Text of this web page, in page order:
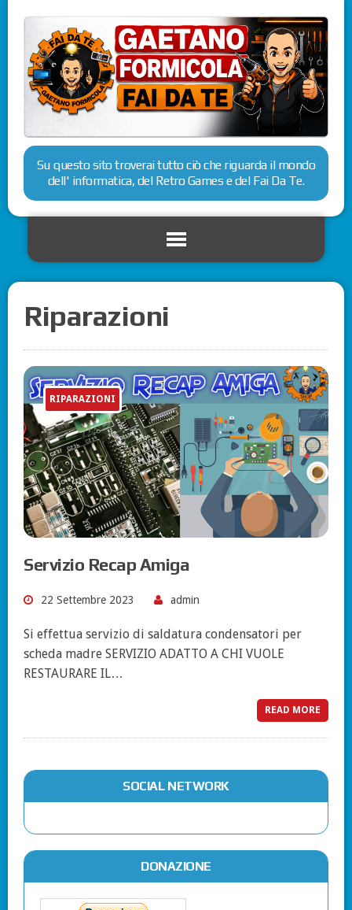
Su questo sito troverai tutto ciò che riguarda il mondo
dell' informatica, del Retro Games e del Fai Da Te.
Riparazioni
RIPARAZIONI
Servizio Recap Amiga
22 Settembre 2023 admin
Si effettua servizio di saldatura condensatori per
scheda madre SERVIZIO ADATTO A CHI VUOLE
RESTAURARE IL…
READ MORE
SOCIAL NETWORK
DONAZIONE